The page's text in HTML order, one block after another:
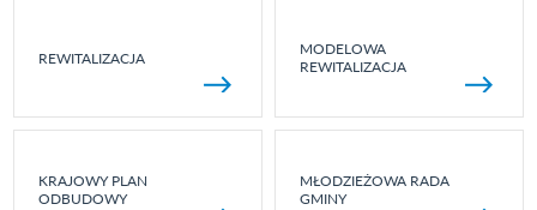
REWITALIZACJA
MODELOWA
REWITALIZACJA
KRAJOWY PLAN
ODBUDOWY
MŁODZIEŻOWA RADA
GMINY